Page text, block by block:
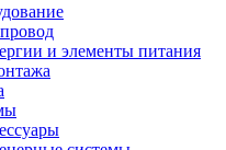
и элементы питания